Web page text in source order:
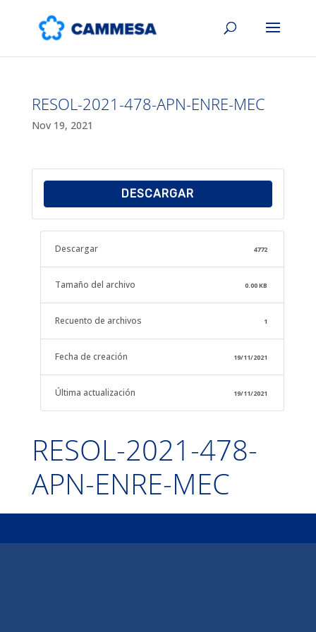
RESOL-2021-478-APN-ENRE-MEC
Nov 19, 2021
DESCARGAR
Descargar 4772
Tamaño del archivo 0.00 KB
Recuento de archivos 1
Fecha de creación 19/11/2021
Última actualización 19/11/2021
RESOL-2021-478-
APN-ENRE-MEC